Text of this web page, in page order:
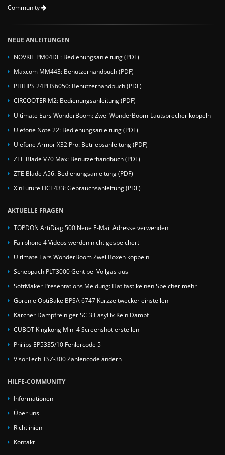
Community
NEUE ANLEITUNGEN
NOVKIT PM04DE: Bedienungsanleitung (PDF)
Maxcom MM443: Benutzerhandbuch (PDF)
PHILIPS 24PHS6050: Benutzerhandbuch (PDF)
CIRCOOTER M2: Bedienungsanleitung (PDF)
Ultimate Ears WonderBoom: Zwei WonderBoom-Lautsprecher koppeln
Ulefone Note 22: Bedienungsanleitung (PDF)
Ulefone Armor X32 Pro: Betriebsanleitung (PDF)
ZTE Blade V70 Max: Benutzerhandbuch (PDF)
ZTE Blade A56: Bedienungsanleitung (PDF)
XinFuture HCT433: Gebrauchsanleitung (PDF)
AKTUELLE FRAGEN
TOPDON ArtiDiag 500 Neue E-Mail Adresse verwenden
Fairphone 4 Videos werden nicht gespeichert
Ultimate Ears WonderBoom Zwei Boxen koppeln
Scheppach PLT3000 Geht bei Vollgas aus
SoftMaker Presentations Meldung: Hat fast keinen Speicher mehr
Gorenje OptiBake BPSA 6747 Kurzzeitwecker einstellen
Kärcher Dampfreiniger SC 3 EasyFix Kein Dampf
CUBOT Kingkong Mini 4 Screenshot erstellen
Philips EP5335/10 Fehlercode 5
VisorTech TSZ-300 Zahlencode ändern
HILFE-COMMUNITY
Informationen
Über uns
Richtlinien
Kontakt